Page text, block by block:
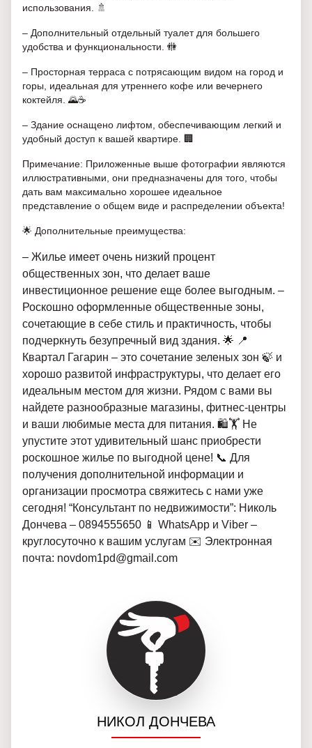
использования. 🚿
– Дополнительный отдельный туалет для большего
удобства и функциональности. 🚻
– Просторная терраса с потрясающим видом на город и
горы, идеальная для утреннего кофе или вечернего
коктейля. 🌄☕
– Здание оснащено лифтом, обеспечивающим легкий и
удобный доступ к вашей квартире. 🏢
Примечание: Приложенные выше фотографии являются
иллюстративными, они предназначены для того, чтобы
дать вам максимально хорошее идеальное
представление о общем виде и распределении объекта!
🌟 Дополнительные преимущества:
– Жилье имеет очень низкий процент
общественных зон, что делает ваше
инвестиционное решение еще более выгодным. –
Роскошно оформленные общественные зоны,
сочетающие в себе стиль и практичность, чтобы
подчеркнуть безупречный вид здания. 🌟 📍
Квартал Гагарин – это сочетание зеленых зон 🍃 и
хорошо развитой инфраструктуры, что делает его
идеальным местом для жизни. Рядом с вами вы
найдете разнообразные магазины, фитнес-центры
и ваши любимые места для питания. 🛍️🏋️ Не
упустите этот удивительный шанс приобрести
роскошное жилье по выгодной цене! 📞 Для
получения дополнительной информации и
организации просмотра свяжитесь с нами уже
сегодня! “Консультант по недвижимости”: Николь
Дончева – 0894555650 📱 WhatsApp и Viber –
круглосуточно к вашим услугам ✉️ Электронная
почта: novdom1pd@gmail.com
НИКОЛ ДОНЧЕВА